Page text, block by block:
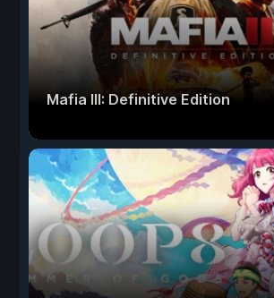
Mafia III: Definitive Edition